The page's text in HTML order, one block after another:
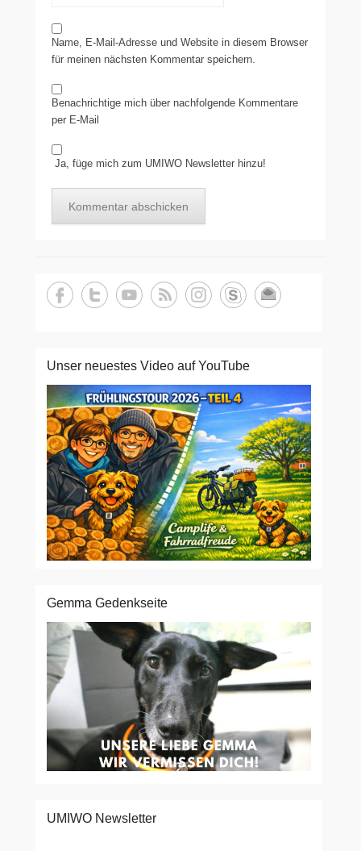
Name, E-Mail-Adresse und Website in diesem Browser
für meinen nächsten Kommentar speichern.
Benachrichtige mich über nachfolgende Kommentare
per E-Mail
Ja, füge mich zum UMIWO Newsletter hinzu!
Unser neuestes Video auf YouTube
Gemma Gedenkseite
UMIWO Newsletter